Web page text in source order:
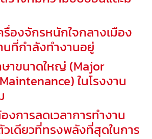
องจักรหนักใจกลางเมือง
นที่กำลังทำงานอยู่
าขนาดใหญ่ (Major
ในโรงงาน
งการลดเวลาการทำงาน
วเดียวที่ทรงพลังที่สุดในการ